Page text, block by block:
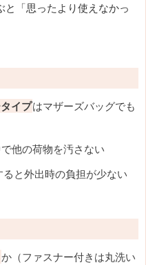
「思ったより使えなかっ
イプはマザーズバッグでも
他の荷物を汚さない
ると外出時の負担が少ない
か（ファスナー付きは丸洗い